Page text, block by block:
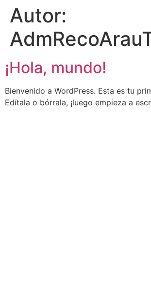
Autor:
¡Hola, mundo!
Bienvenido a WordPress. Esta es tu
Edítala o bórrala, ¡luego empieza a